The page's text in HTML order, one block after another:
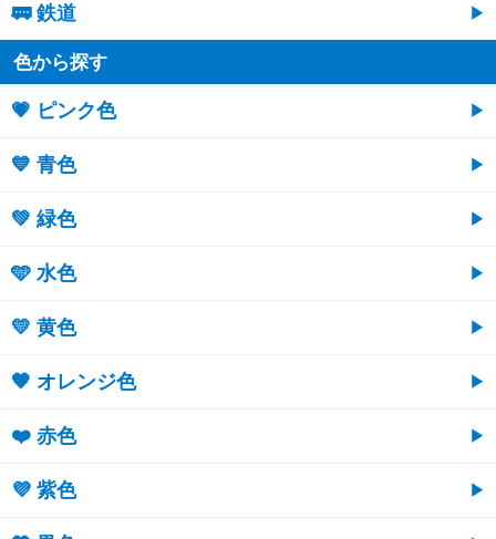
🚃 鉄道
色から探す
💗 ピンク色
💙 青色
💚 緑色
🩵 水色
💛 黄色
🧡 オレンジ色
❤️ 赤色
💜 紫色